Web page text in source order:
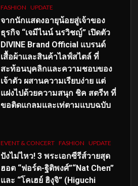
FASHION UPDATE
จากนักแสดงอายุน้อยสู่เจ้าของ
ธุรกิจ “เจมีไนน์ นรวิชญ์” เปิดตัว
DIVINE Brand Official แบรนด์
เสื้อผ้าและสินค้าไลฟ์สไตล์ ที่
สะท้อนบุคลิกและความชอบของ
เจ้าตัว ผสานความเรียบง่าย แต่
แฝงไปด้วยความสนุก ชิค สตรีท ที่
ขอติดแกลมและเท่ตามแบบฉบับ
EVENT & CONCERT FASHION UPDATE
ปังไม่ไหว! 3 พระเอกซีรีส์วายสุด
ฮอต “ฟอร์ด-ฐิติพงศ์”“Nat Chen”
และ “โคเฮย์ ฮิงุจิ” (Higuchi